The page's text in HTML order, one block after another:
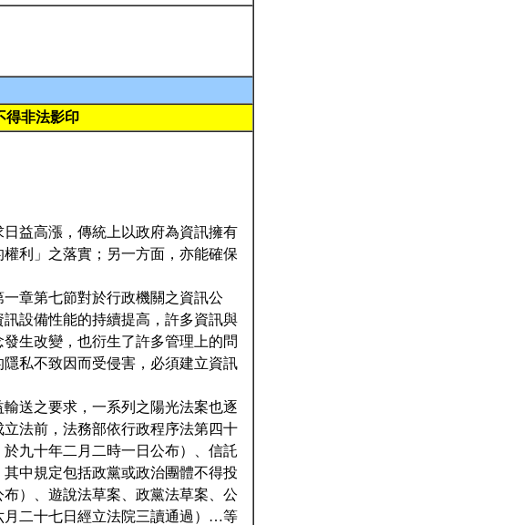
得非法影印
益高漲，傳統上以政府為資訊擁有
利」之落實；另一方面，亦能確保
章第七節對於行政機關之資訊公
設備性能的持續提高，許多資訊與
生改變，也衍生了許多管理上的問
私不致因而受侵害，必須建立資訊
送之要求，一系列之陽光法案也逐
法前，法務部依行政程序法第四十
九十年二月二時一日公布）、信託
中規定包括政黨或政治團體不得投
）、遊說法草案、政黨法草案、公
月二十七日經立法院三讀通過）…等